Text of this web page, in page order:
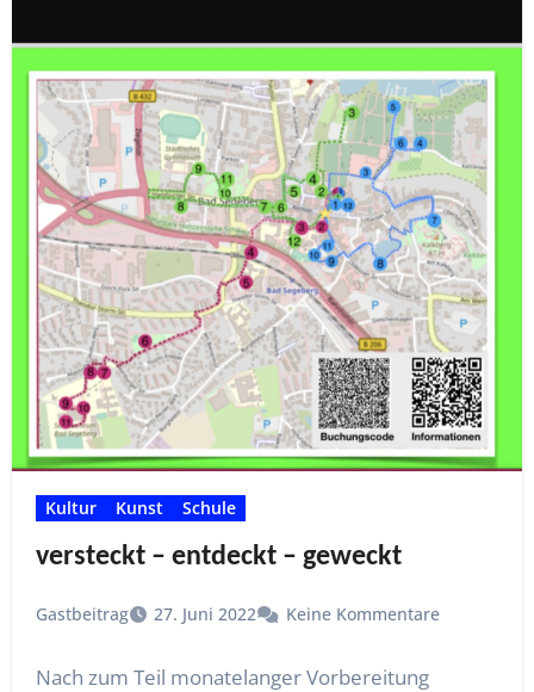
Kultur Kunst Schule
versteckt – entdeckt – geweckt
Gastbeitrag 27. Juni 2022 Keine Kommentare
Nach zum Teil monatelanger Vorbereitung